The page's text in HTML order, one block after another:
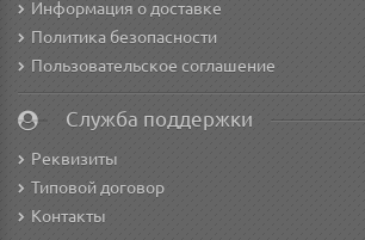
Информация о доставке
Политика безопасности
Пользовательское соглашение
Служба поддержки
Реквизиты
Типовой договор
Контакты